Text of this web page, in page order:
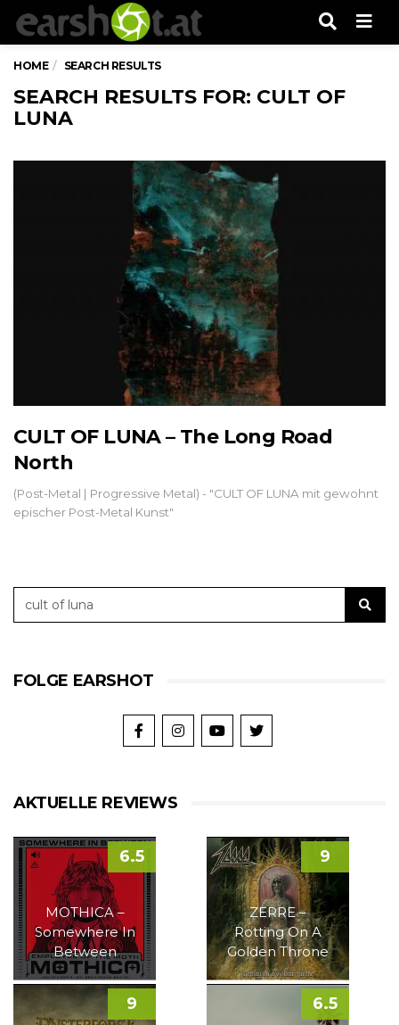
HOME SEARCH RESULTS
SEARCH RESULTS FOR: CULT OF
LUNA
CULT OF LUNA – The Long Road
North
(Post-Metal | Progressive Metal) - "CULT OF LUNA mit gewohnt
epischer Post-Metal Kunst"
FOLGE EARSHOT
AKTUELLE REVIEWS
MOTHICA –
Somewhere In
Between
6.5
ZERRE –
Rotting On A
Golden Throne
9
9 6.5